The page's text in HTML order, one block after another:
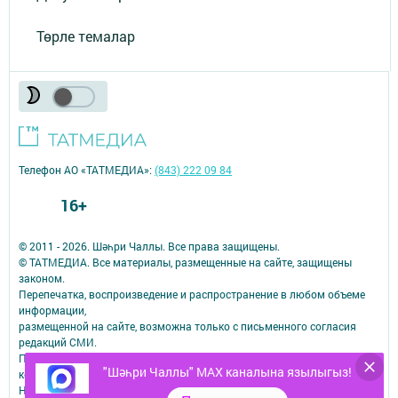
Төрле темалар
"Шәһри Чаллы" MAX каналына язылыгыз!
© 2011 - 2026. Шәһри Чаллы. Все права защищены.
© ТАТМЕДИА. Все материалы, размещенные на сайте, защищены
законом.
Перепечатка, воспроизведение и распространение в любом объеме
информации,
размещенной на сайте, возможна только с письменного согласия
редакций СМИ.
При поддержке Республиканского агентства по печати и массовым
коммуникациям.
Наименование СМИ: Шəhри Чаллы
Телефон АО «ТАТМЕДИА»:(843) 222 09 84
16+